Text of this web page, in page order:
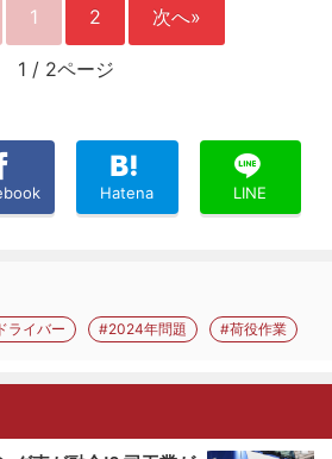
1 2 次へ»
1 / 2ページ
Hatena LINE
ライバー #2024年問題 #荷役作業